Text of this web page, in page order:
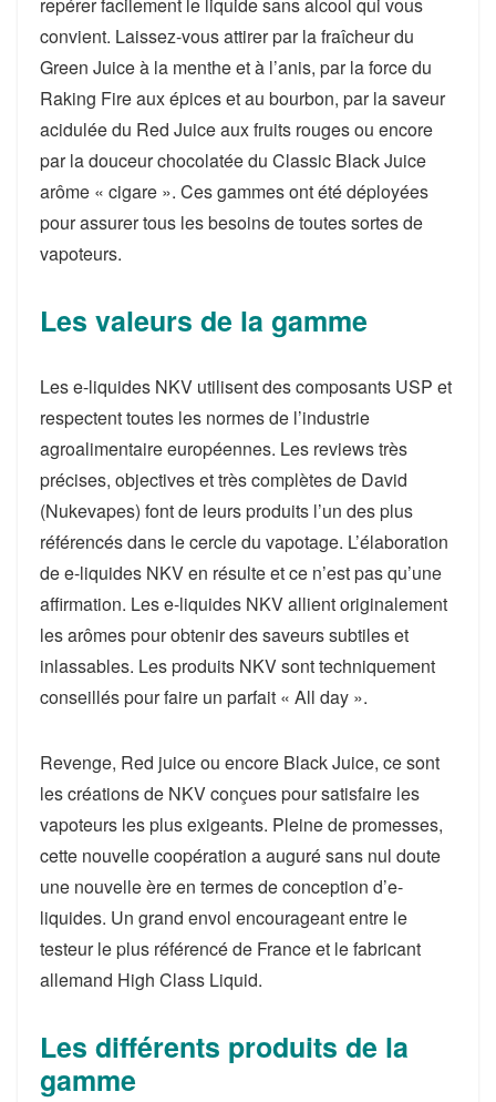
repérer facilement le liquide sans alcool qui vous
convient. Laissez-vous attirer par la fraîcheur du
Green Juice à la menthe et à l’anis, par la force du
Raking Fire aux épices et au bourbon, par la saveur
acidulée du Red Juice aux fruits rouges ou encore
par la douceur chocolatée du Classic Black Juice
arôme « cigare ». Ces gammes ont été déployées
pour assurer tous les besoins de toutes sortes de
vapoteurs.
Les valeurs de la gamme
Les e-liquides NKV utilisent des composants USP et
respectent toutes les normes de l’industrie
agroalimentaire européennes. Les reviews très
précises, objectives et très complètes de David
(Nukevapes) font de leurs produits l’un des plus
référencés dans le cercle du vapotage. L’élaboration
de e-liquides NKV en résulte et ce n’est pas qu’une
affirmation. Les e-liquides NKV allient originalement
les arômes pour obtenir des saveurs subtiles et
inlassables. Les produits NKV sont techniquement
conseillés pour faire un parfait « All day ».
Revenge, Red juice ou encore Black Juice, ce sont
les créations de NKV conçues pour satisfaire les
vapoteurs les plus exigeants. Pleine de promesses,
cette nouvelle coopération a auguré sans nul doute
une nouvelle ère en termes de conception d’e-
liquides. Un grand envol encourageant entre le
testeur le plus référencé de France et le fabricant
allemand High Class Liquid.
Les différents produits de la
gamme